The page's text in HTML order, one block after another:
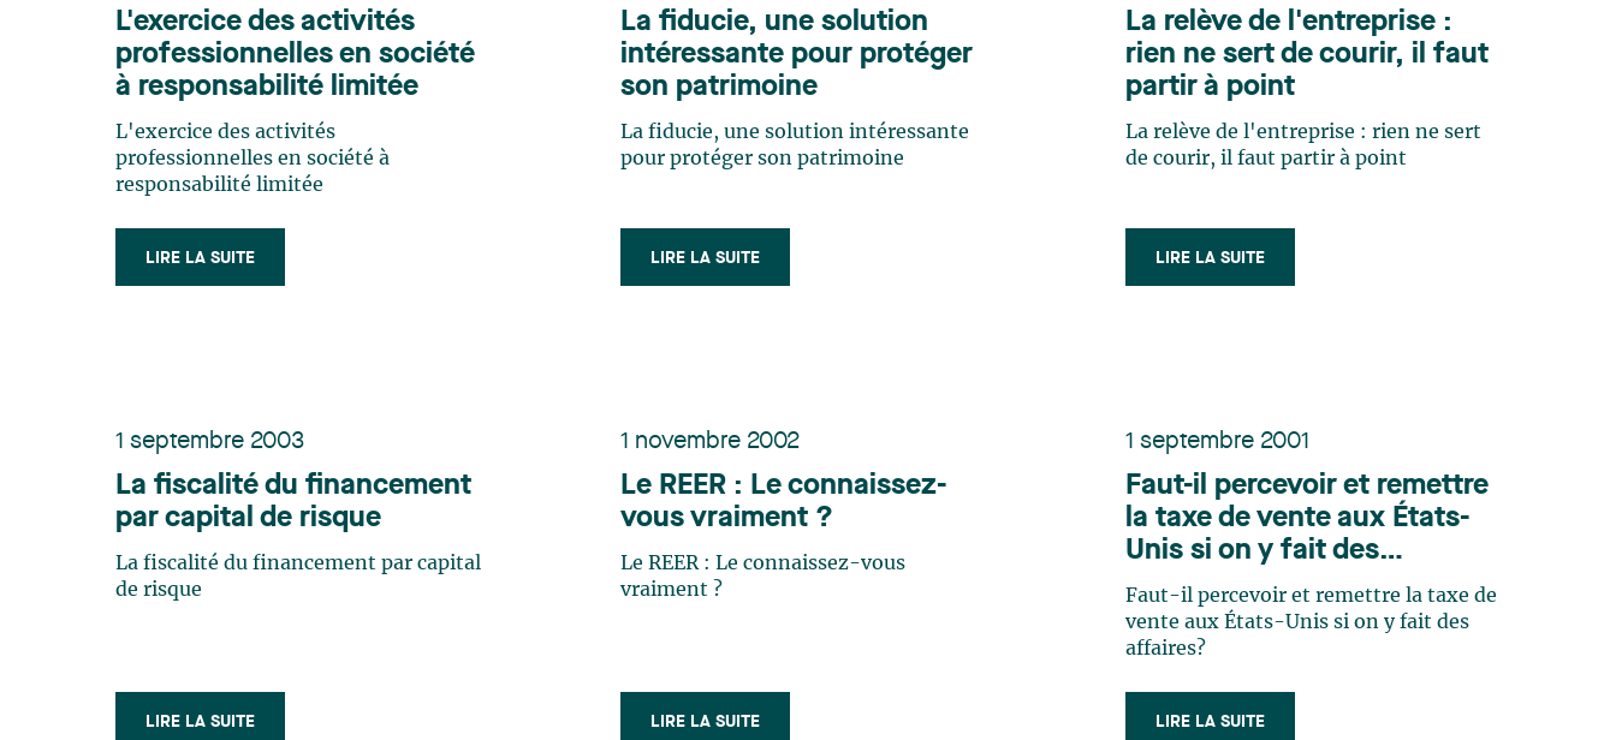
L'exercice des activités
professionnelles en société
à responsabilité limitée
L'exercice des activités
professionnelles en société à
responsabilité limitée
LIRE LA SUITE
La fiducie, une solution
intéressante pour protéger
son patrimoine
La fiducie, une solution intéressante
pour protéger son patrimoine
LIRE LA SUITE
La relève de l'entreprise :
rien ne sert de courir, il faut
partir à point
La relève de l'entreprise : rien ne sert
de courir, il faut partir à point
LIRE LA SUITE
1 septembre 2003
La fiscalité du financement
par capital de risque
La fiscalité du financement par capital
de risque
LIRE LA SUITE
1 novembre 2002
Le REER : Le connaissez-
vous vraiment ?
Le REER : Le connaissez-vous
vraiment ?
LIRE LA SUITE
1 septembre 2001
Faut-il percevoir et remettre
la taxe de vente aux États-
Unis si on y fait des
affaires?
Faut-il percevoir et remettre la taxe de
vente aux États-Unis si on y fait des
affaires?
LIRE LA SUITE